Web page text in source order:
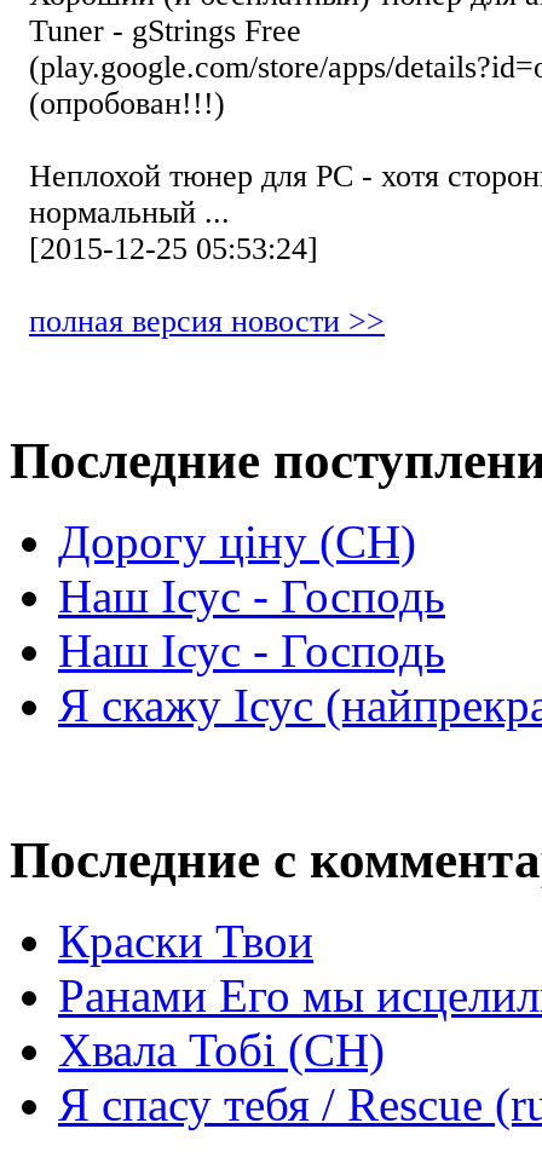
Tuner - gStrings Free
(play.google.com/store/apps/
(опробован!!!)
Неплохой тюнер для РС - хотя
нормальный ...
[2015-12-25 05:53:24]
полная версия новости >>
Последние
Дорогу ціну (СН)
Наш Ісус - Господь
Наш Ісус - Господь
Я скажу Ісус
Последние с
Краски Твои
Ранами Его мы
Хвала Тобі (СН)
Я спасу тебя / Rescue